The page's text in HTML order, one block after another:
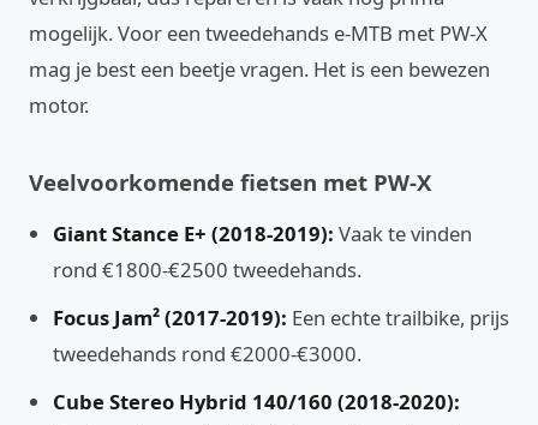
mogelijk. Voor een tweedehands e-MTB met PW-X
mag je best een beetje vragen. Het is een bewezen
motor.
Veelvoorkomende fietsen met PW-X
Giant Stance E+ (2018-2019): Vaak te vinden
rond €1800-€2500 tweedehands.
Focus Jam² (2017-2019): Een echte trailbike, prijs
tweedehands rond €2000-€3000.
Cube Stereo Hybrid 140/160 (2018-2020):